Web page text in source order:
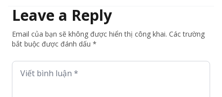
Leave a Reply
Email của bạn sẽ không được hiển thị công khai. Các trường
bắt buộc được đánh dấu *
Viết bình luận *